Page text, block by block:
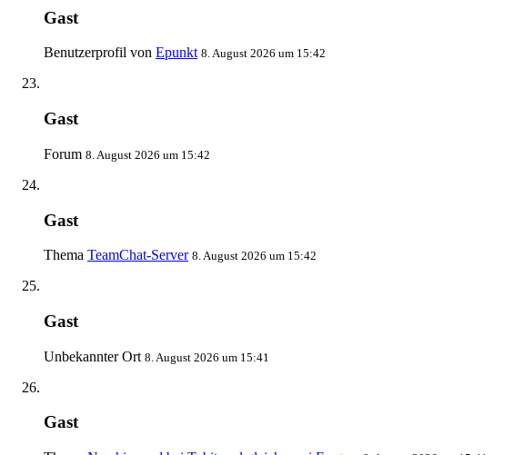
Gast
Benutzerprofil von Epunkt 8. August 2026 um 15:42
Gast
Forum 8. August 2026 um 15:42
Gast
Thema TeamChat-Server 8. August 2026 um 15:42
Gast
Unbekannter Ort 8. August 2026 um 15:41
Gast